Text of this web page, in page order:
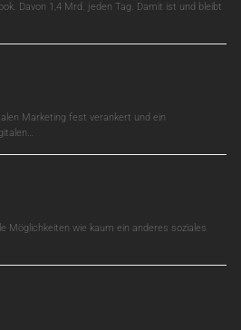
Davon 1,4 Mrd. jeden Tag. Damit ist und bleibt
Marketing fest verankert und ein
Möglichkeiten wie kaum ein anderes soziales